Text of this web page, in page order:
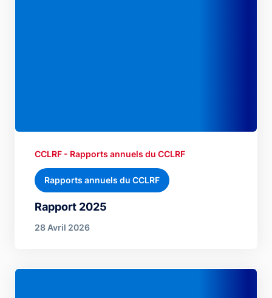
Rapport 2025
CCLRF - Rapports annuels du CCLRF
Rapports annuels du CCLRF
28 Avril 2026